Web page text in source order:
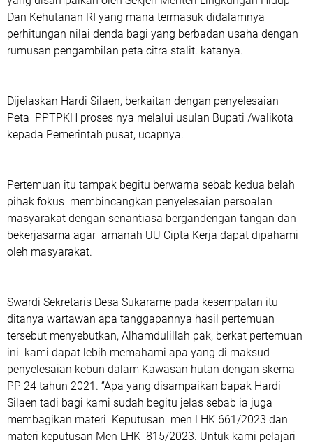
Dan Kehutanan RI yang mana termasuk didalamnya
perhitungan nilai denda bagi yang berbadan usaha dengan
rumusan pengambilan peta citra stalit. katanya.
Dijelaskan Hardi Silaen, berkaitan dengan penyelesaian
Peta PPTPKH proses nya melalui usulan Bupati /walikota
kepada Pemerintah pusat, ucapnya.
Pertemuan itu tampak begitu berwarna sebab kedua belah
pihak fokus membincangkan penyelesaian persoalan
masyarakat dengan senantiasa bergandengan tangan dan
bekerjasama agar amanah UU Cipta Kerja dapat dipahami
oleh masyarakat.
Swardi Sekretaris Desa Sukarame pada kesempatan itu
ditanya wartawan apa tanggapannya hasil pertemuan
tersebut menyebutkan, Alhamdulillah pak, berkat pertemuan
ini kami dapat lebih memahami apa yang di maksud
penyelesaian kebun dalam Kawasan hutan dengan skema
PP 24 tahun 2021. ‘’Apa yang disampaikan bapak Hardi
Silaen tadi bagi kami sudah begitu jelas sebab ia juga
membagikan materi Keputusan men LHK 661/2023 dan
materi keputusan Men LHK 815/2023. Untuk kami pelajari